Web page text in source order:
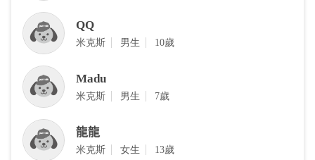
QQ
‎米克斯 男生 10歲
Madu
‎米克斯 男生 7歲
龍龍
‎米克斯 女生 13歲